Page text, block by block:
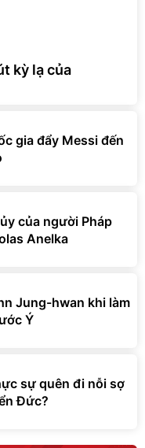
kỳ lạ của
gia đẩy Messi đến
của người Pháp
Anelka
Jung-hwan khi làm
Ý
sự quên đi nỗi sợ
Đức?